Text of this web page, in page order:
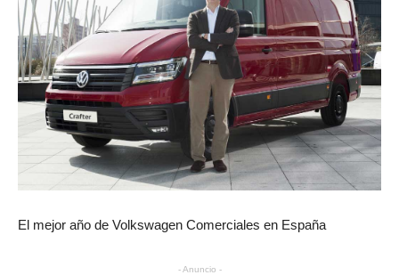
El mejor año de Volkswagen Comerciales en España
- Anuncio -